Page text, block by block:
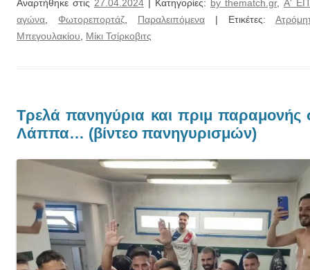
Αναρτήθηκε στις 27.04.2024| Κατηγορίες: by thematch.gr, Α'
αγώνα, Φωτορεπορτάζ, Παραλειπόμενα| Ετικέτες:
Μπεγουλακίου, Μίκι Τσίρκοβιτς
Τρελά πανηγύρια και πριμ παραμονής
Λάππα… (βίντεο πανηγυρισμών)